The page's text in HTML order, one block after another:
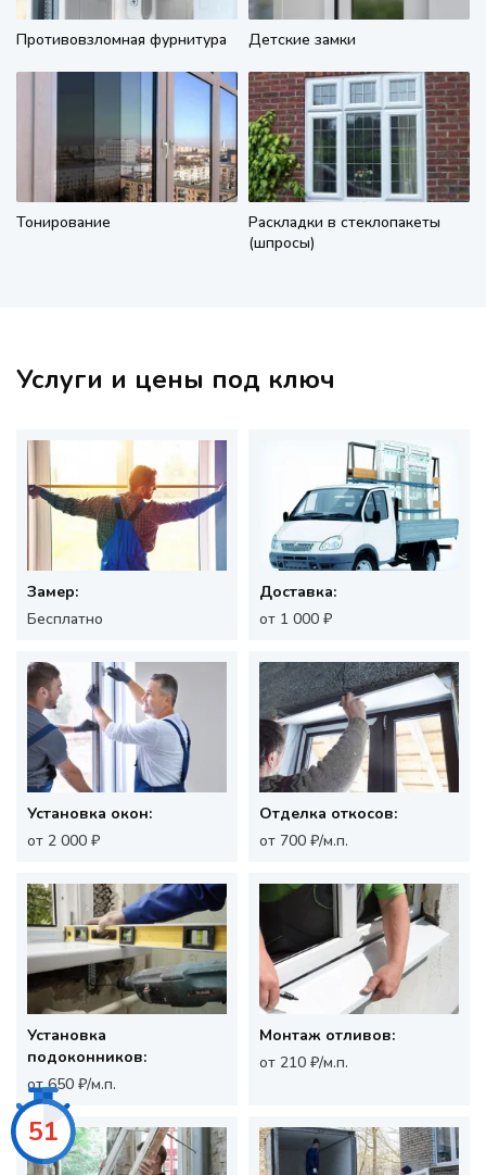
Противовзломная фурнитура Детские замки
Тонирование
Раскладки в стеклопакеты
(шпросы)
Услуги и цены под ключ
Замер:
Бесплатно
Доставка:
от 1 000 ₽
Установка окон:
от 2 000 ₽
Отделка откосов:
от 700 ₽/м.п.
Установка
подоконников:
от 650 ₽/м.п.
Монтаж отливов:
от 210 ₽/м.п.
49